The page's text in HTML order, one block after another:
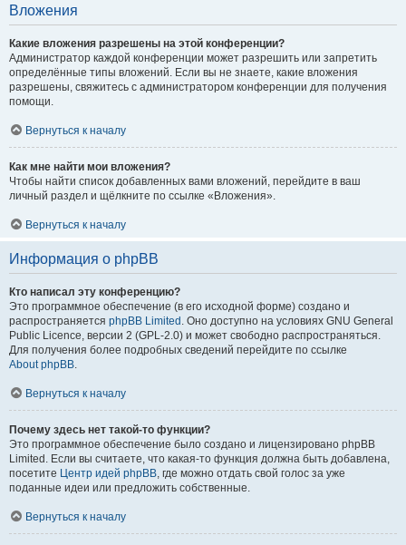
Вложения
Какие вложения разрешены на этой конференции?
Администратор каждой конференции может разрешить или запретить
определённые типы вложений. Если вы не знаете, какие вложения
разрешены, свяжитесь с администратором конференции для получения
помощи.
Вернуться к началу
Как мне найти мои вложения?
Чтобы найти список добавленных вами вложений, перейдите в ваш
личный раздел и щёлкните по ссылке «Вложения».
Вернуться к началу
Информация о phpBB
Кто написал эту конференцию?
Это программное обеспечение (в его исходной форме) создано и
распространяется phpBB Limited . Оно доступно на условиях GNU General
Public Licence, версии 2 (GPL-2.0) и может свободно распространяться.
Для получения более подробных сведений перейдите по ссылке
About phpBB
Вернуться к началу
Почему здесь нет такой-то функции?
Это программное обеспечение было создано и лицензировано phpBB
Limited. Если вы считаете, что какая-то функция должна быть добавлена,
посетите Центр идей phpBB , где можно отдать свой голос за уже
поданные идеи или предложить собственные.
Вернуться к началу